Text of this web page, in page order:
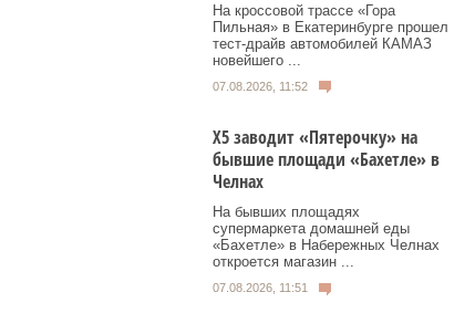
На кроссовой трассе «Гора
Пильная» в Екатеринбурге прошел
тест-драйв автомобилей КАМАЗ
новейшего ...
07.08.2026, 11:52
Х5 заводит «Пятерочку» на
бывшие площади «Бахетле» в
Челнах
На бывших площадях
супермаркета домашней еды
«Бахетле» в Набережных Челнах
откроется магазин ...
07.08.2026, 11:51